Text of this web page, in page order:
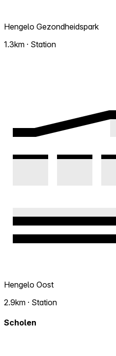
Hengelo Gezondheidspark
1.3km · Station
Hengelo Oost
2.9km · Station
Scholen